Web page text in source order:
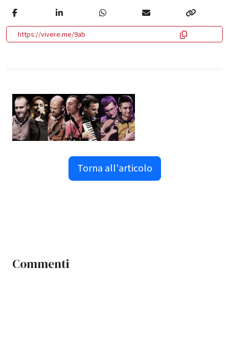
https://vivere.me/9ab
Torna all'articolo
Commenti